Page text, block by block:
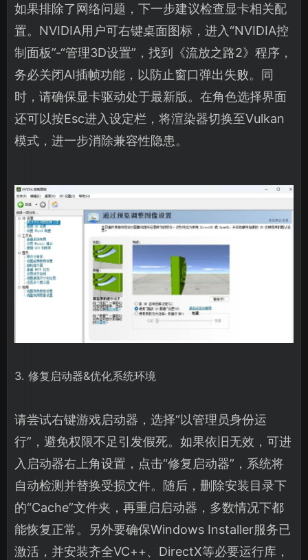
如果排除了网络问题，下一步建议检查显卡相关配
置。NVIDIA用户可右键桌面图标，进入“NVIDIA控
制面板”-“管理3D设置”，找到《流放之路2》程序，
务必关闭AI插帧功能，以防止窗口弹出失败。同
时，请确保显卡驱动处于最新版。在角色选择界面
还可以按Esc进入设定栏，将渲染器切换至Vulkan
模式，进一步消除兼容性隐患。
3. 修复启动器&优化系统环境
请尝试右键游戏启动器，选择“以管理员身份运
行”，避免权限不足引发假死。如果依旧无效，可进
入启动器右上角设置，点击“修复启动器”，系统将
自动检测并替换受损文件。随后，删除安装目录下
的“Cache”文件夹，再重启启动器，多数情况下都
能恢复正常。另外要确保Windows Installer服务已
激活，并安装齐全VC++、DirectX等必要运行库，